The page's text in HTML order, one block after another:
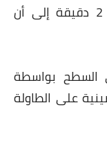
- شغلي الخلاط على سرعةٍ بطيئةٍ 2 دقيقة إلى أن
السطح بواسطة
على الطاولة